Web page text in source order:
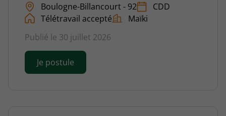
Boulogne-Billancourt - 92
CDD
Télétravail accepté
Maïki
Publié le 30 juillet 2026
Je postule